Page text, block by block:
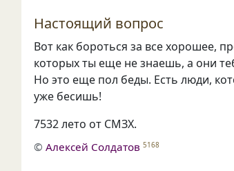
Настоящий вопрос
Вот как бороться за все хорошее,
которых ты еще не знаешь, а они
Но это еще пол беды. Есть люди,
уже бесишь!
7532 лето от СМЗХ.
©Алексей Солдатов 5168